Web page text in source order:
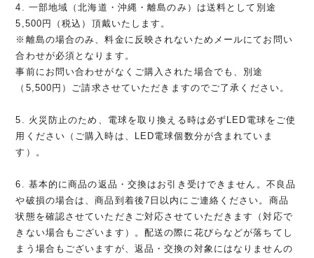
4. 一部地域（北海道・沖縄・離島のみ）は送料として別途
5,500円（税込）頂戴いたします。
※離島の場合のみ、料金に反映されないためメールにてお問い
合わせが必須となります。
事前にお問い合わせがなくご購入された場合でも、別途
（5,500円）ご請求させていただきますのでご了承ください。
5. 火災防止のため、電球を取り換える時は必ずLED電球をご使
用ください（ご購入時は、LED電球個数分が含まれていま
す）。
6. 基本的に商品の返品・交換はお引き受けできません。不良品
や破損の場合は、商品到着後7日以内にご連絡ください。商品
状態を確認させていただきご対応させていただきます（対応で
きない場合もございます）。配送の際に花びらなどが落ちてし
まう場合もございますが、返品・交換の対象にはなりませんの